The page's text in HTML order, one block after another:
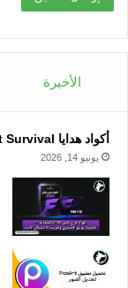
الأخيرة
أكواد هدايا Whiteout Survival الفعّالة – يونيو 2026 | محدّثة يومياً
يونيو 14, 2026